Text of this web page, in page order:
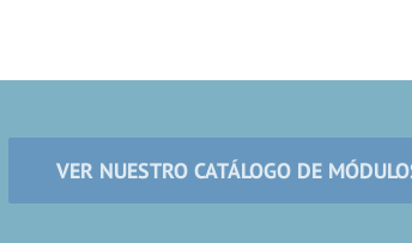
VER NUESTRO CATÁLOGO DE